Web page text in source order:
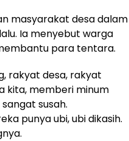
masyarakat desa dalam
Ia menyebut warga
para tentara.
rakyat desa, rakyat
kita, memberi minum
susah.
punya ubi, ubi dikasih.